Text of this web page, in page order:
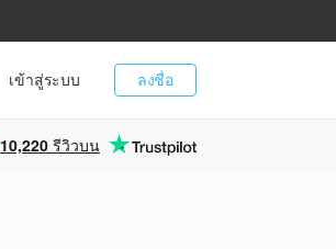
ลงชื่อ
เข้าสู่ระบบ
10,220 รีวิวบน